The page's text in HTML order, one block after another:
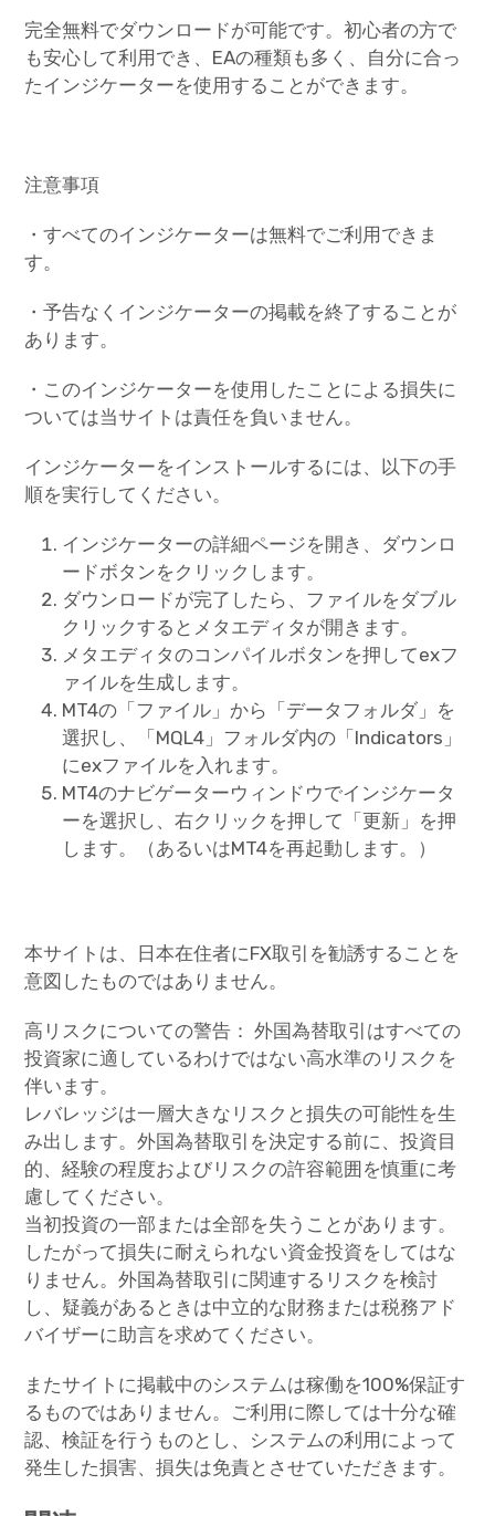
完全無料でダウンロードが可能です。初心者の方で
も安心して利用でき、EAの種類も多く、自分に合っ
たインジケーターを使用することができます。
注意事項
・すべてのインジケーターは無料でご利用できま
す。
・予告なくインジケーターの掲載を終了することが
あります。
・このインジケーターを使用したことによる損失に
ついては当サイトは責任を負いません。
インジケーターをインストールするには、以下の手
順を実行してください。
インジケーターの詳細ページを開き、ダウンロ
ードボタンをクリックします。
ダウンロードが完了したら、ファイルをダブル
クリックするとメタエディタが開きます。
メタエディタのコンパイルボタンを押してexフ
ァイルを生成します。
MT4の「ファイル」から「データフォルダ」を
選択し、「MQL4」フォルダ内の「Indicators」
にexファイルを入れます。
MT4のナビゲーターウィンドウでインジケータ
ーを選択し、右クリックを押して「更新」を押
します。（あるいはMT4を再起動します。）
本サイトは、日本在住者にFX取引を勧誘することを
意図したものではありません。
高リスクについての警告： 外国為替取引はすべての
投資家に適しているわけではない高水準のリスクを
伴います。
レバレッジは一層大きなリスクと損失の可能性を生
み出します。外国為替取引を決定する前に、投資目
的、経験の程度およびリスクの許容範囲を慎重に考
慮してください。
当初投資の一部または全部を失うことがあります。
したがって損失に耐えられない資金投資をしてはな
りません。外国為替取引に関連するリスクを検討
し、疑義があるときは中立的な財務または税務アド
バイザーに助言を求めてください。
またサイトに掲載中のシステムは稼働を100%保証す
るものではありません。ご利用に際しては十分な確
認、検証を行うものとし、システムの利用によって
発生した損害、損失は免責とさせていただきます。